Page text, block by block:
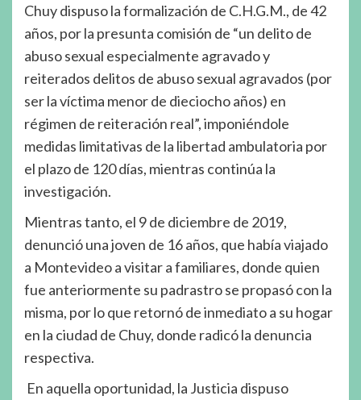
Chuy dispuso la formalización de C.H.G.M., de 42
años, por la presunta comisión de “un delito de
abuso sexual especialmente agravado y
reiterados delitos de abuso sexual agravados (por
ser la víctima menor de dieciocho años) en
régimen de reiteración real”, imponiéndole
medidas limitativas de la libertad ambulatoria por
el plazo de 120 días, mientras continúa la
investigación.
Mientras tanto, el 9 de diciembre de 2019,
denunció una joven de 16 años, que había viajado
a Montevideo a visitar a familiares, donde quien
fue anteriormente su padrastro se propasó con la
misma, por lo que retornó de inmediato a su hogar
en la ciudad de Chuy, donde radicó la denuncia
respectiva.
En aquella oportunidad, la Justicia dispuso